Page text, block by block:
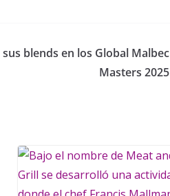
sus blends en los Global Malbec
Masters 2025